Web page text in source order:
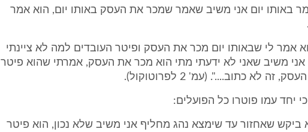
באותו יום אני משיב שאמר שמכר את העסק באותו יום, הוא אמר
אמר לי שבאותו יום מכר את העסק ופיטר העובדים למה לא ציינתי
משיב שאני לא ידעתי מתי הוא מכר את העסק, אמרתי שהוא פיטר
זה לא כתוב....". (עמ' 2 לפרוטוקול).
יחד עמו פוטרו כל הפועלים:
שאחזור עד שימצא נהג מחליף אני משיב שלא נכון, הוא פיטר